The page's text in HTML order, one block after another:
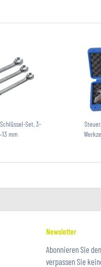
Set, 3-
mm
Newsletter
Abonnieren Sie
verpassen Sie